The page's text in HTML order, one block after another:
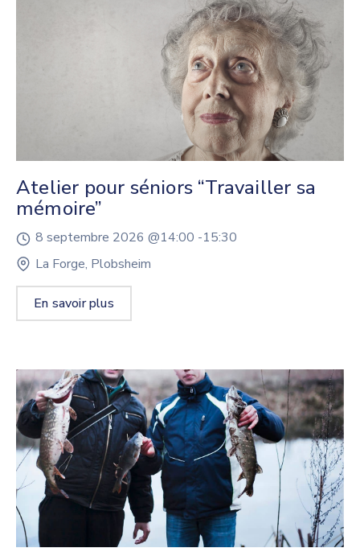
Atelier pour séniors “Travailler sa
mémoire”
8 septembre 2026 @14:00 -15:30
La Forge, Plobsheim
En savoir plus